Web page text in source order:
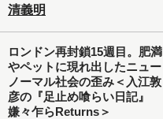
清義明
ロンドン再封鎖15週目。肥満
やペットに現れ出したニュー
ノーマル社会の歪み＜入江敦
彦の『足止め喰らい日記』
嫌々乍らReturns＞